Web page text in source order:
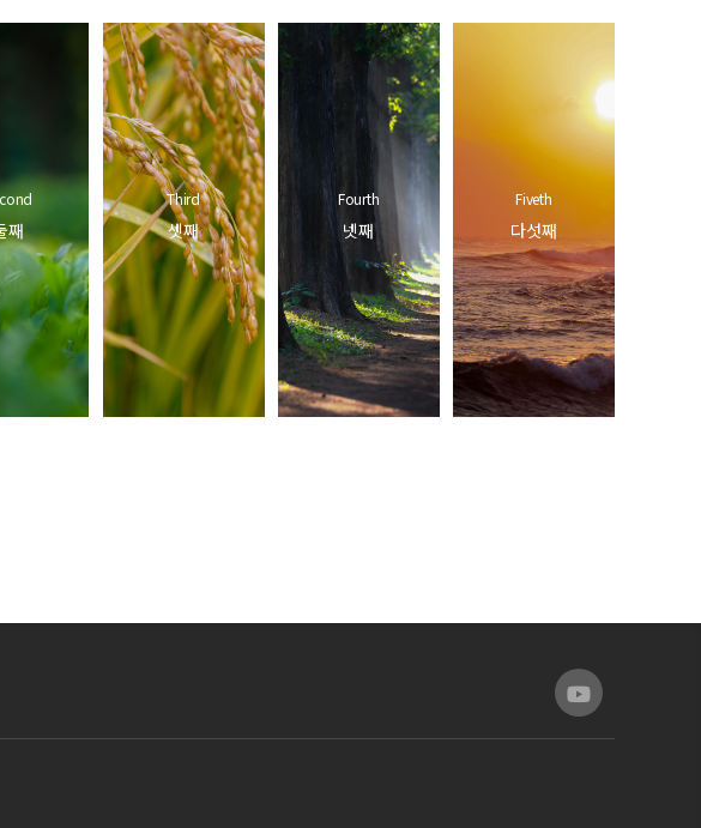
째
Third
셋째
Fourth
넷째
Fiveth
다섯째